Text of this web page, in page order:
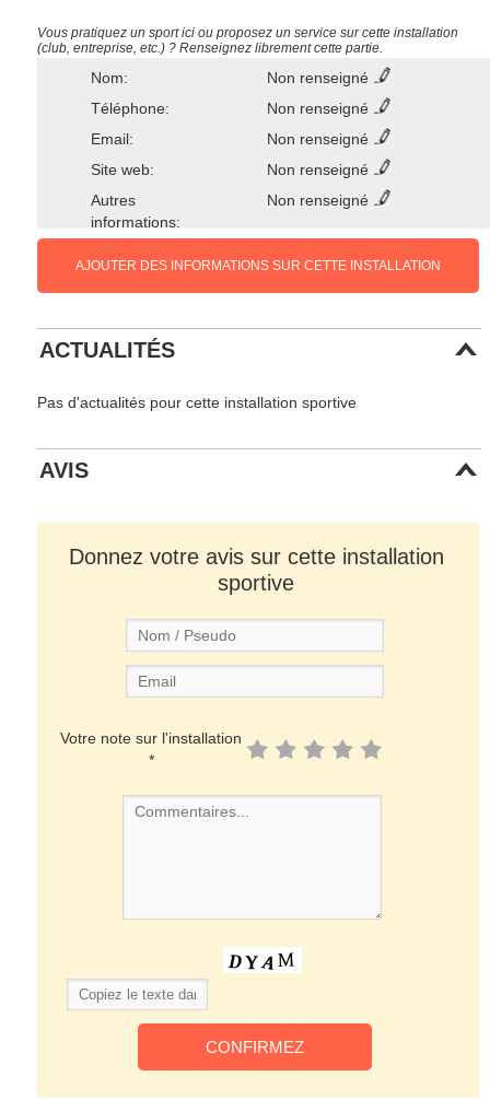
Vous pratiquez un sport ici ou proposez un service sur cette installation
(club, entreprise, etc.) ? Renseignez librement cette partie.
Nom:
Non renseigné
Téléphone:
Non renseigné
Email:
Non renseigné
Site web:
Non renseigné
Autres
informations:
Non renseigné
AJOUTER DES INFORMATIONS SUR CETTE INSTALLATION
ACTUALITÉS
Pas d'actualités pour cette installation sportive
AVIS
Donnez votre avis sur cette installation
sportive
Votre note sur l'installation
*